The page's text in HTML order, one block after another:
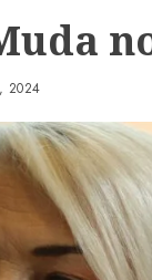
2024